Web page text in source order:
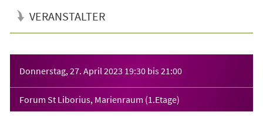
VERANSTALTER
Donnerstag, 27. April 2023 19:30 bis21:00
Forum St Liborius, Marienraum (1.Etage)